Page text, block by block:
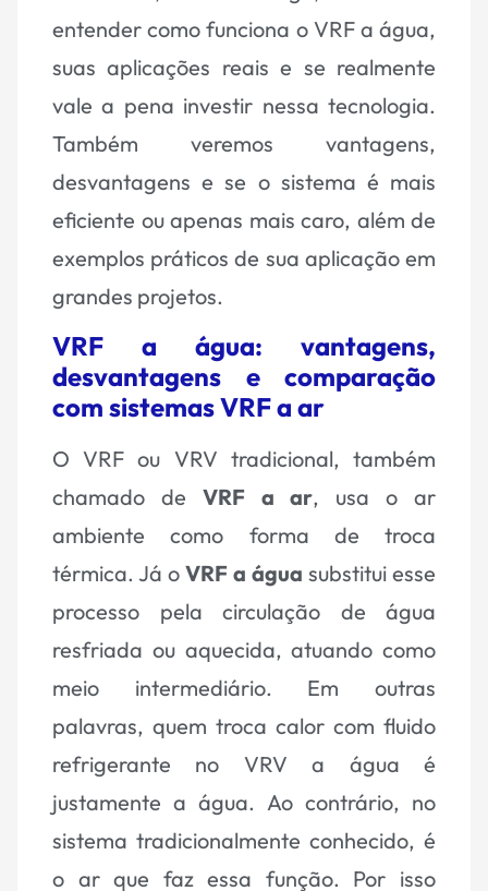
entender como funciona o VRF a água,
suas aplicações reais e se realmente
vale a pena investir nessa tecnologia.
Também veremos vantagens,
desvantagens e se o sistema é mais
eficiente ou apenas mais caro, além de
exemplos práticos de sua aplicação em
grandes projetos.
VRF a água: vantagens,
desvantagens e comparação
com sistemas VRF a ar
O VRF ou VRV tradicional, também
chamado de VRF a ar, usa o ar
ambiente como forma de troca
térmica. Já o VRF a água substitui esse
processo pela circulação de água
resfriada ou aquecida, atuando como
meio intermediário. Em outras
palavras, quem troca calor com fluido
refrigerante no VRV a água é
justamente a água. Ao contrário, no
sistema tradicionalmente conhecido, é
o ar que faz essa função. Por isso